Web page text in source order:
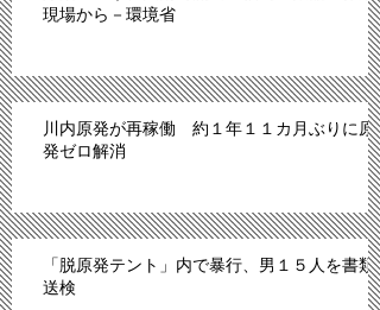
現場から－環境省
川内原発が再稼働 約１年１１カ月ぶりに原
発ゼロ解消
「脱原発テント」内で暴行、男１５人を書類
送検